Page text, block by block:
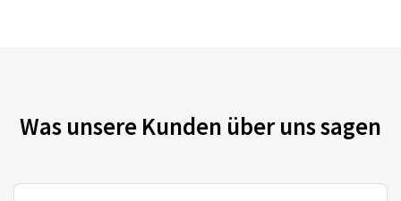
Was unsere Kunden über uns sagen